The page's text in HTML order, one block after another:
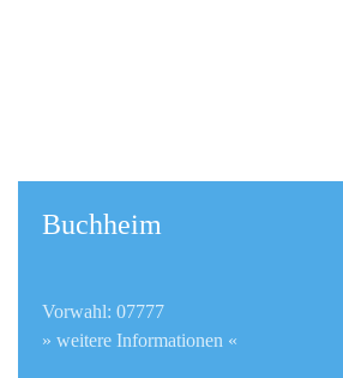
Buchheim
Vorwahl: 07777
» weitere Informationen «